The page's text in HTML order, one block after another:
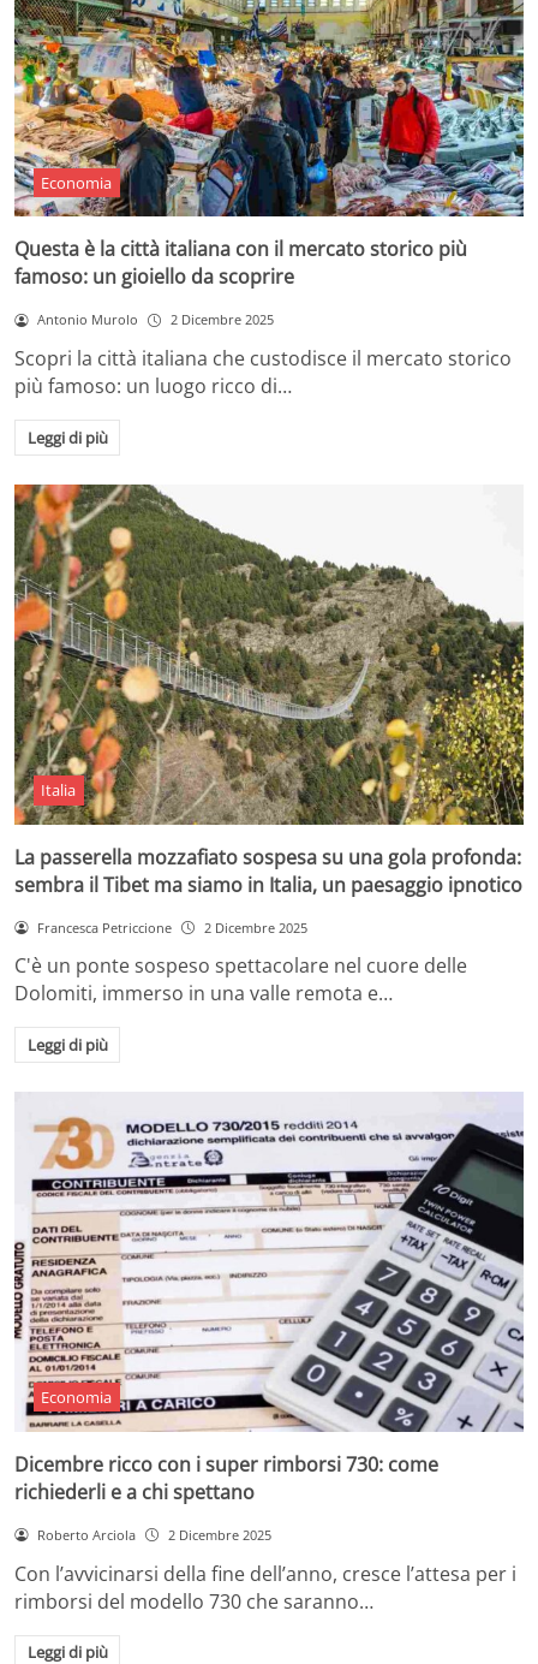
Economia
Questa è la città italiana con il mercato storico più
famoso: un gioiello da scoprire
Antonio Murolo 2 Dicembre 2025
Scopri la città italiana che custodisce il mercato storico
più famoso: un luogo ricco di…
Leggi di più
Italia
La passerella mozzafiato sospesa su una gola profonda:
sembra il Tibet ma siamo in Italia, un paesaggio ipnotico
Francesca Petriccione 2 Dicembre 2025
C'è un ponte sospeso spettacolare nel cuore delle
Dolomiti, immerso in una valle remota e…
Leggi di più
Economia
Dicembre ricco con i super rimborsi 730: come
richiederli e a chi spettano
Roberto Arciola 2 Dicembre 2025
Con l’avvicinarsi della fine dell’anno, cresce l’attesa per i
rimborsi del modello 730 che saranno…
Leggi di più